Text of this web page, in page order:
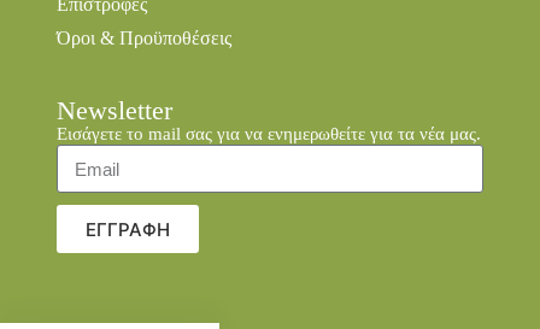
Επιστροφές
Όροι & Προϋποθέσεις
Newsletter
Εισάγετε το mail σας για να ενημερωθείτε για τα νέα μας.
ΕΓΓΡΑΦΗ